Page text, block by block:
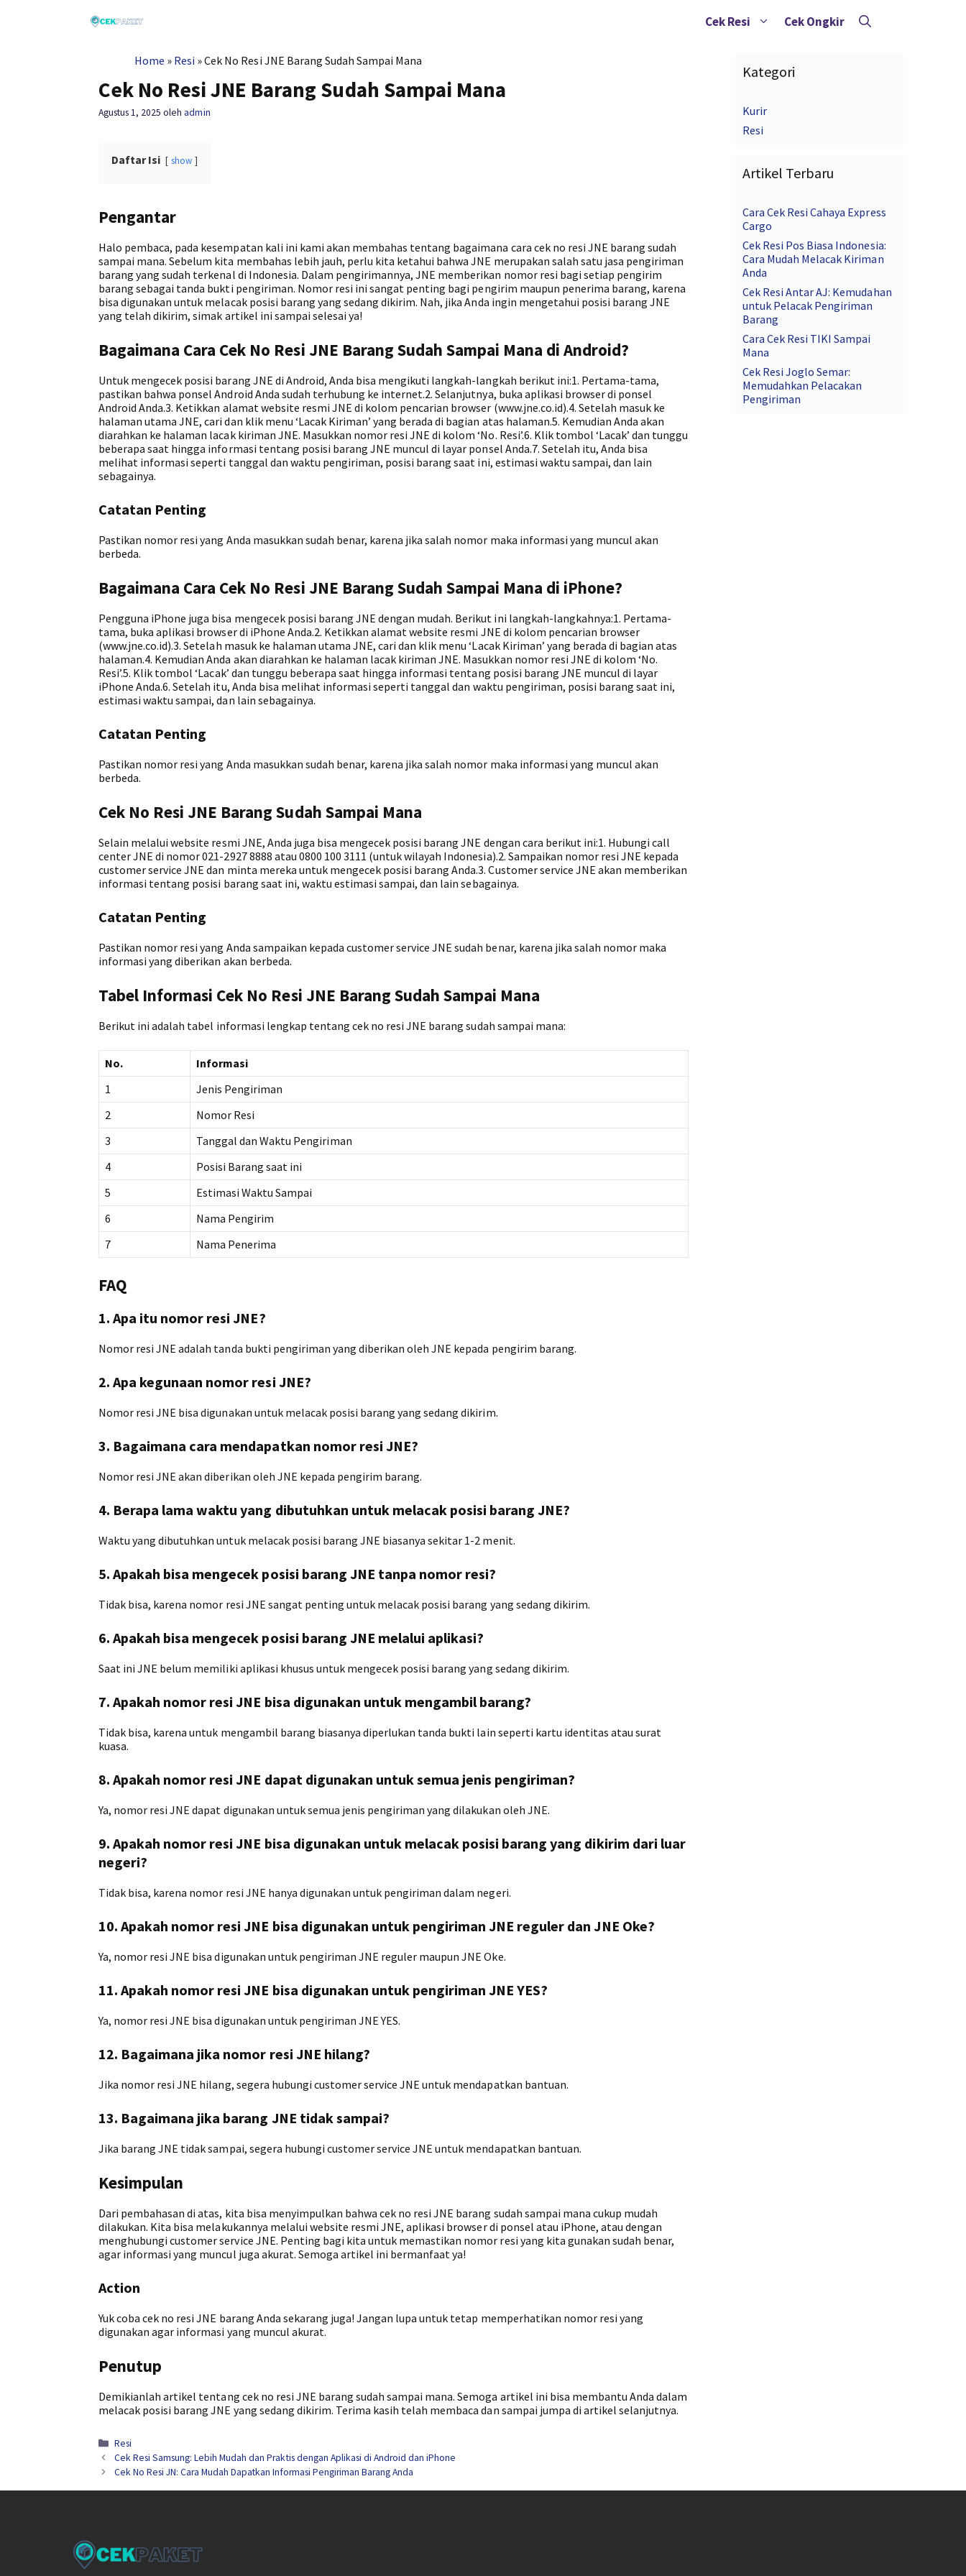
Cek Resi Cek Ongkir
Home » Resi »Cek No Resi JNE Barang Sudah Sampai Mana
Cek No Resi JNE Barang Sudah Sampai Mana
Agustus 1, 2025 oleh admin
Daftar Isi show
Pengantar
Halo pembaca, pada kesempatan kali ini kami akan membahas tentang bagaimana cara cek no resi JNE barang sudah
sampai mana. Sebelum kita membahas lebih jauh, perlu kita ketahui bahwa JNE merupakan salah satu jasa pengiriman
barang yang sudah terkenal di Indonesia. Dalam pengirimannya, JNE memberikan nomor resi bagi setiap pengirim
barang sebagai tanda bukti pengiriman. Nomor resi ini sangat penting bagi pengirim maupun penerima barang, karena
bisa digunakan untuk melacak posisi barang yang sedang dikirim. Nah, jika Anda ingin mengetahui posisi barang JNE
yang telah dikirim, simak artikel ini sampai selesai ya!
Bagaimana Cara Cek No Resi JNE Barang Sudah Sampai Mana di Android?
Untuk mengecek posisi barang JNE di Android, Anda bisa mengikuti langkah-langkah berikut ini:1. Pertama-tama,
pastikan bahwa ponsel Android Anda sudah terhubung ke internet.2. Selanjutnya, buka aplikasi browser di ponsel
Android Anda.3. Ketikkan alamat website resmi JNE di kolom pencarian browser (www.jne.co.id).4. Setelah masuk ke
halaman utama JNE, cari dan klik menu ‘Lacak Kiriman’ yang berada di bagian atas halaman.5. Kemudian Anda akan
diarahkan ke halaman lacak kiriman JNE. Masukkan nomor resi JNE di kolom ‘No. Resi’.6. Klik tombol ‘Lacak’ dan tunggu
beberapa saat hingga informasi tentang posisi barang JNE muncul di layar ponsel Anda.7. Setelah itu, Anda bisa
melihat informasi seperti tanggal dan waktu pengiriman, posisi barang saat ini, estimasi waktu sampai, dan lain
sebagainya.
Catatan Penting
Pastikan nomor resi yang Anda masukkan sudah benar, karena jika salah nomor maka informasi yang muncul akan
berbeda.
Bagaimana Cara Cek No Resi JNE Barang Sudah Sampai Mana di iPhone?
Pengguna iPhone juga bisa mengecek posisi barang JNE dengan mudah. Berikut ini langkah-langkahnya:1. Pertama-
tama, buka aplikasi browser di iPhone Anda.2. Ketikkan alamat website resmi JNE di kolom pencarian browser
(www.jne.co.id).3. Setelah masuk ke halaman utama JNE, cari dan klik menu ‘Lacak Kiriman’ yang berada di bagian atas
halaman.4. Kemudian Anda akan diarahkan ke halaman lacak kiriman JNE. Masukkan nomor resi JNE di kolom ‘No.
Resi’.5. Klik tombol ‘Lacak’ dan tunggu beberapa saat hingga informasi tentang posisi barang JNE muncul di layar
iPhone Anda.6. Setelah itu, Anda bisa melihat informasi seperti tanggal dan waktu pengiriman, posisi barang saat ini,
estimasi waktu sampai, dan lain sebagainya.
Catatan Penting
Pastikan nomor resi yang Anda masukkan sudah benar, karena jika salah nomor maka informasi yang muncul akan
berbeda.
Cek No Resi JNE Barang Sudah Sampai Mana
Selain melalui website resmi JNE, Anda juga bisa mengecek posisi barang JNE dengan cara berikut ini:1. Hubungi call
center JNE di nomor 021-2927 8888 atau 0800 100 3111 (untuk wilayah Indonesia).2. Sampaikan nomor resi JNE kepada
customer service JNE dan minta mereka untuk mengecek posisi barang Anda.3. Customer service JNE akan memberikan
informasi tentang posisi barang saat ini, waktu estimasi sampai, dan lain sebagainya.
Catatan Penting
Pastikan nomor resi yang Anda sampaikan kepada customer service JNE sudah benar, karena jika salah nomor maka
informasi yang diberikan akan berbeda.
Tabel Informasi Cek No Resi JNE Barang Sudah Sampai Mana
Berikut ini adalah tabel informasi lengkap tentang cek no resi JNE barang sudah sampai mana:
No.
Informasi
1
Jenis Pengiriman
2
Nomor Resi
3
Tanggal dan Waktu Pengiriman
4
Posisi Barang saat ini
5
Estimasi Waktu Sampai
6
Nama Pengirim
7
Nama Penerima
FAQ
1. Apa itu nomor resi JNE?
Nomor resi JNE adalah tanda bukti pengiriman yang diberikan oleh JNE kepada pengirim barang.
2. Apa kegunaan nomor resi JNE?
Nomor resi JNE bisa digunakan untuk melacak posisi barang yang sedang dikirim.
3. Bagaimana cara mendapatkan nomor resi JNE?
Nomor resi JNE akan diberikan oleh JNE kepada pengirim barang.
4. Berapa lama waktu yang dibutuhkan untuk melacak posisi barang JNE?
Waktu yang dibutuhkan untuk melacak posisi barang JNE biasanya sekitar 1-2 menit.
5. Apakah bisa mengecek posisi barang JNE tanpa nomor resi?
Tidak bisa, karena nomor resi JNE sangat penting untuk melacak posisi barang yang sedang dikirim.
6. Apakah bisa mengecek posisi barang JNE melalui aplikasi?
Saat ini JNE belum memiliki aplikasi khusus untuk mengecek posisi barang yang sedang dikirim.
7. Apakah nomor resi JNE bisa digunakan untuk mengambil barang?
Tidak bisa, karena untuk mengambil barang biasanya diperlukan tanda bukti lain seperti kartu identitas atau surat
kuasa.
8. Apakah nomor resi JNE dapat digunakan untuk semua jenis pengiriman?
Ya, nomor resi JNE dapat digunakan untuk semua jenis pengiriman yang dilakukan oleh JNE.
9. Apakah nomor resi JNE bisa digunakan untuk melacak posisi barang yang dikirim dari luar
negeri?
Tidak bisa, karena nomor resi JNE hanya digunakan untuk pengiriman dalam negeri.
10. Apakah nomor resi JNE bisa digunakan untuk pengiriman JNE reguler dan JNE Oke?
Ya, nomor resi JNE bisa digunakan untuk pengiriman JNE reguler maupun JNE Oke.
11. Apakah nomor resi JNE bisa digunakan untuk pengiriman JNE YES?
Ya, nomor resi JNE bisa digunakan untuk pengiriman JNE YES.
12. Bagaimana jika nomor resi JNE hilang?
Jika nomor resi JNE hilang, segera hubungi customer service JNE untuk mendapatkan bantuan.
13. Bagaimana jika barang JNE tidak sampai?
Jika barang JNE tidak sampai, segera hubungi customer service JNE untuk mendapatkan bantuan.
Kesimpulan
Dari pembahasan di atas, kita bisa menyimpulkan bahwa cek no resi JNE barang sudah sampai mana cukup mudah
dilakukan. Kita bisa melakukannya melalui website resmi JNE, aplikasi browser di ponsel atau iPhone, atau dengan
menghubungi customer service JNE. Penting bagi kita untuk memastikan nomor resi yang kita gunakan sudah benar,
agar informasi yang muncul juga akurat. Semoga artikel ini bermanfaat ya!
Action
Yuk coba cek no resi JNE barang Anda sekarang juga! Jangan lupa untuk tetap memperhatikan nomor resi yang
digunakan agar informasi yang muncul akurat.
Penutup
Demikianlah artikel tentang cek no resi JNE barang sudah sampai mana. Semoga artikel ini bisa membantu Anda dalam
melacak posisi barang JNE yang sedang dikirim. Terima kasih telah membaca dan sampai jumpa di artikel selanjutnya.
Kategori
Resi
Cek Resi Samsung: Lebih Mudah dan Praktis dengan Aplikasi di Android dan iPhone
Cek No Resi JN: Cara Mudah Dapatkan Informasi Pengiriman Barang Anda
Kategori
Kurir
Resi
Artikel Terbaru
Cara Cek Resi Cahaya Express
Cargo
Cek Resi Pos Biasa Indonesia:
Cara Mudah Melacak Kiriman
Anda
Cek Resi Antar AJ: Kemudahan
untuk Pelacak Pengiriman
Barang
Cara Cek Resi TIKI Sampai
Mana
Cek Resi Joglo Semar:
Memudahkan Pelacakan
Pengiriman